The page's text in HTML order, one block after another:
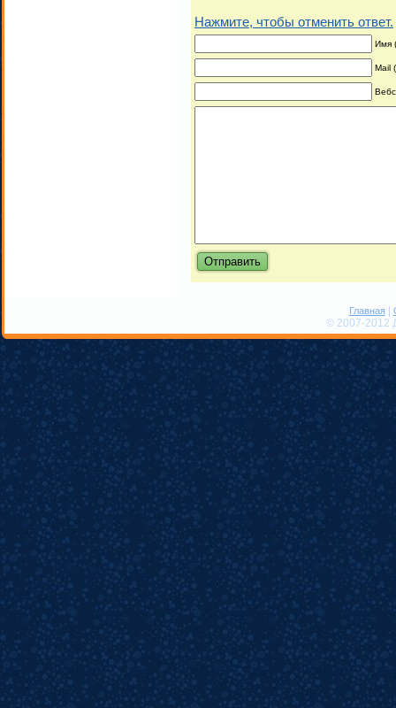
Нажмите, чтобы отменить ответ.
Имя
Mail
Главная|
© 2007-2012